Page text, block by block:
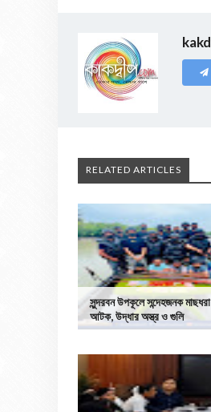
RELATED ARTICLES
সুন্দরবন উপকূলে সন্দেহজনক
আটক, উদ্ধার অস্ত্র ও গুলি